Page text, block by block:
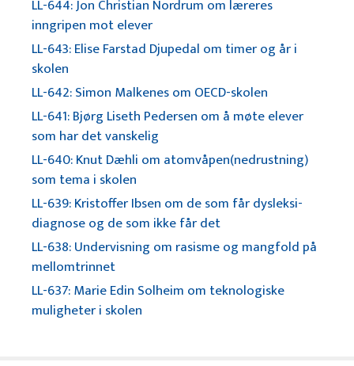
LL-644: Jon Christian Nordrum om læreres
inngripen mot elever
LL-643: Elise Farstad Djupedal om timer og år i
skolen
LL-642: Simon Malkenes om OECD-skolen
LL-641: Bjørg Liseth Pedersen om å møte elever
som har det vanskelig
LL-640: Knut Dæhli om atomvåpen(nedrustning)
som tema i skolen
LL-639: Kristoffer Ibsen om de som får dysleksi-
diagnose og de som ikke får det
LL-638: Undervisning om rasisme og mangfold på
mellomtrinnet
LL-637: Marie Edin Solheim om teknologiske
muligheter i skolen